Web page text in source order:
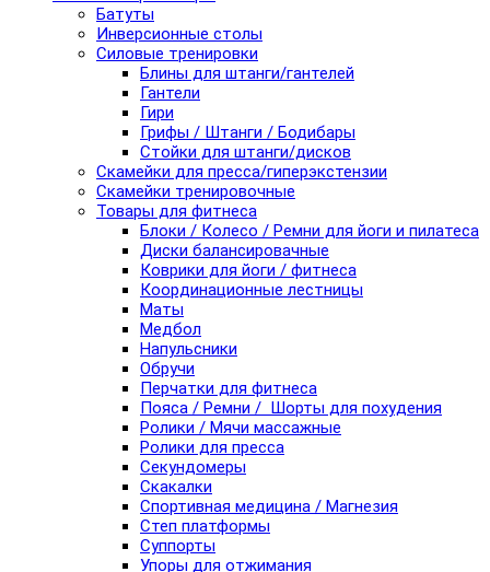
Батуты
Инверсионные столы
Силовые тренировки
Блины для штанги/гантелей
Гантели
Гири
Грифы / Штанги / Бодибары
Стойки для штанги/дисков
Скамейки для пресса/гиперэкстензии
Скамейки тренировочные
Товары для фитнеса
Блоки / Колесо / Ремни для йоги и пилатеса
Диски балансировачные
Коврики для йоги / фитнеса
Координационные лестницы
Маты
Медбол
Напульсники
Обручи
Перчатки для фитнеса
Пояса / Ремни / Шорты для похудения
Ролики / Мячи массажные
Ролики для пресса
Секундомеры
Скакалки
Спортивная медицина / Магнезия
Степ платформы
Суппорты
Упоры для отжимания